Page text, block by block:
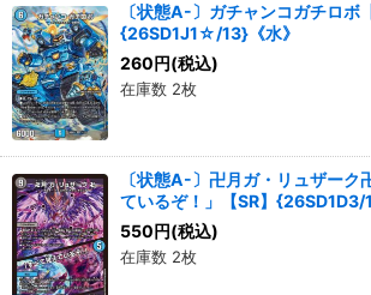
〔状態A-〕ガチャンコガチロボ
{26SD1J1☆/13}《水》
260 円(税込)
在庫数 2枚
〔状態A-〕卍月ガ・リュザーク
ているぞ！」【SR】{26SD1D3/
550 円(税込)
在庫数 2枚